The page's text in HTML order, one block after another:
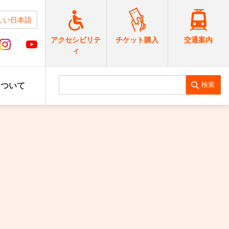
い日本語
アクセシビリテ
ィ
チケット購入 交通案内
いて 検索